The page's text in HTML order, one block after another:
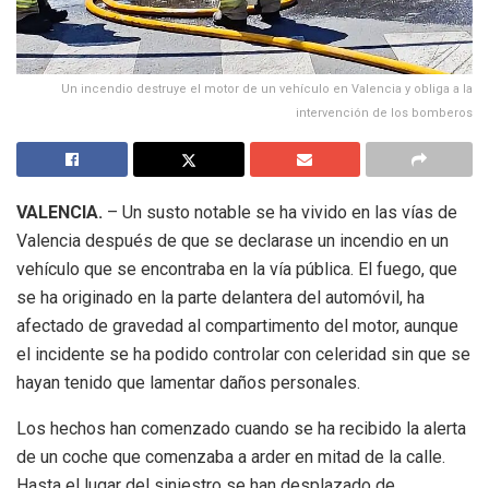
Un incendio destruye el motor de un vehículo en Valencia y obliga a la
intervención de los bomberos
VALENCIA. – Un susto notable se ha vivido en las vías de
Valencia después de que se declarase un incendio en un
vehículo que se encontraba en la vía pública. El fuego, que
se ha originado en la parte delantera del automóvil, ha
afectado de gravedad al compartimento del motor, aunque
el incidente se ha podido controlar con celeridad sin que se
hayan tenido que lamentar daños personales.
Los hechos han comenzado cuando se ha recibido la alerta
de un coche que comenzaba a arder en mitad de la calle.